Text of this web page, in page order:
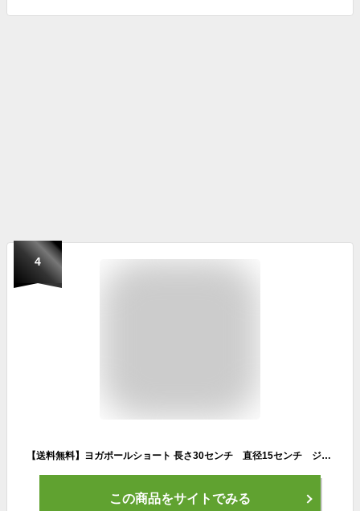
4
【送料無料】ヨガポールショート 長さ30センチ 直径15センチ ジム スポーツ yoga ヨガグッズ ストレッチマット ダイエット ストレス 運動不足解消 ヨガマット 黒 ピンク オレンジ パープル グリーン ブルー イエロー
この商品をサイトでみる